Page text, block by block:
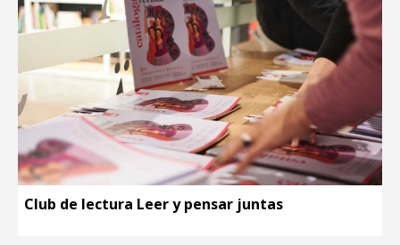
Club de lectura Leer y pensar juntas